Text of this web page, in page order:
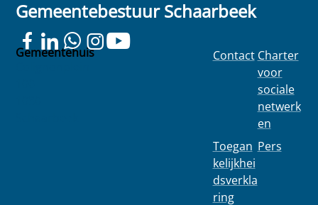
Gemeentebestuur Schaarbeek
Gemeentehuis
Contact
Toegan
kelijkhei
dsverkla
ring
Charter
voor
sociale
netwerk
en
Pers